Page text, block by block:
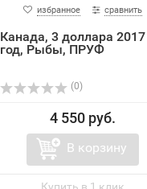
избранное сравнить
Канада, 3 доллара 2017
год, Рыбы, ПРУФ
(0)
4 550 руб.
В корзину